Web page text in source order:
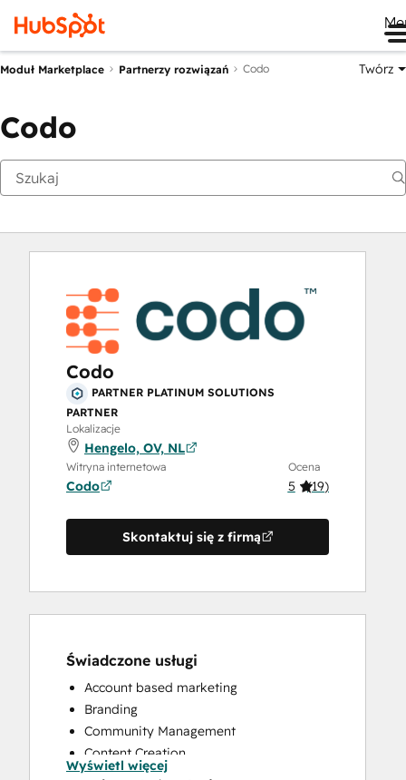
Moduł Marketplace Partnerzy rozwiązań Codo Twórz
Codo
Codo
PARTNER PLATINUM SOLUTIONS
PARTNER
Lokalizacje
Hengelo, OV, NL
Witryna internetowa
Codo
Ocena
5 (19)
Skontaktuj się z firmą
Świadczone usługi
Account based marketing
Branding
Community Management
Content Creation
Conversational Marketing
Wyświetl więcej